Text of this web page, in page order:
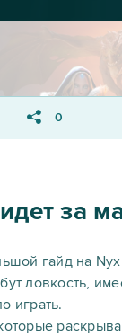
0
за
гайд на
ловкость,
играть.